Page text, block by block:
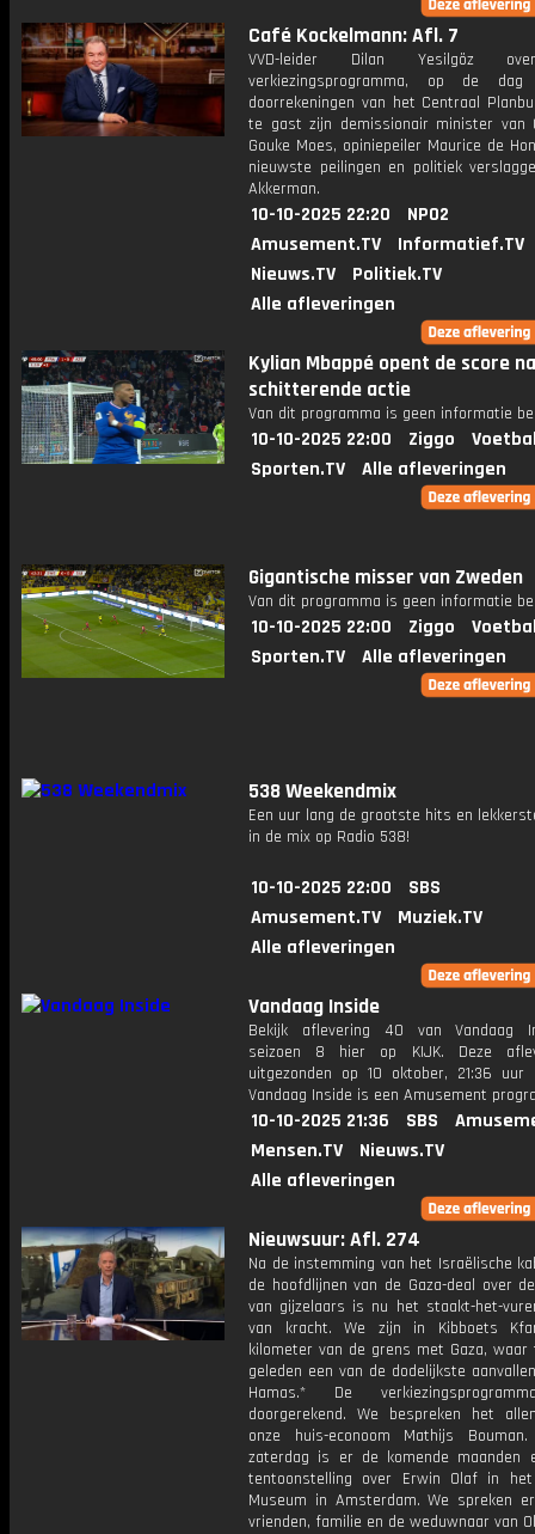
Café Kockelmann: Afl. 7
VVD-leider Dilan Yesilgöz
verkiezingsprogramma, op de
doorrekeningen van het Centraal
te gast zijn demissionair minister van
Gouke Moes, opiniepeiler Maurice de
nieuwste peilingen en politiek
Akkerman.
10-10-2025 22:20
NPO2
Amusement.TV
Informatief.TV
Nieuws.TV
Politiek.TV
Alle afleveringen
Kylian Mbappé opent de score na
schitterende actie
Van dit programma is geen informatie
10-10-2025 22:00 Ziggo
Sporten.TV
Alle afleveringen
Gigantische misser van Zweden
Van dit programma is geen informatie
10-10-2025 22:00 Ziggo
Sporten.TV
Alle afleveringen
538 Weekendmix
Een uur lang de grootste hits en
in de mix op Radio 538!
10-10-2025 22:00
SBS
Amusement.TV
Muziek.TV
Alle afleveringen
Vandaag Inside
Bekijk aflevering 40 van Vandaag
seizoen 8 hier op KIJK. Deze
uitgezonden op 10 oktober, 21:36 uur
Vandaag Inside is een Amusement
10-10-2025 21:36 SBS
Mensen.TV
Nieuws.TV
Alle afleveringen
Nieuwsuur: Afl. 274
Na de instemming van het Israëlische
de hoofdlijnen van de Gaza-deal over
van gijzelaars is nu het staakt-het-
van kracht. We zijn in Kibboets
kilometer van de grens met Gaza,
geleden een van de dodelijkste
Hamas.* De
doorgerekend. We bespreken het
onze huis-econoom Mathijs
zaterdag is er de komende maanden
tentoonstelling over Erwin Olaf in
Museum in Amsterdam. We spreken
vrienden, familie en de weduwnaar van